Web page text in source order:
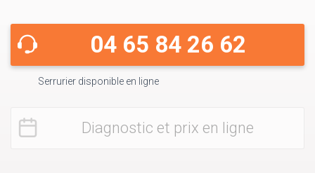
04 65 84 26 62
Serrurier disponible en ligne
Diagnostic et prix en ligne